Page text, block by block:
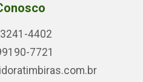
4402
7721